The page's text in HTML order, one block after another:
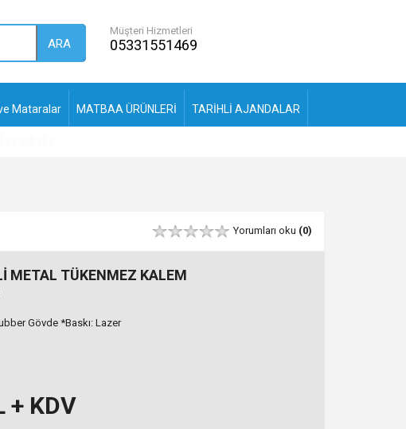
ARA
Müşteri Hizmetleri
05331551469
Mataralar MATBAA ÜRÜNLERİ TARİHLİ AJANDALAR
Yorumları oku (0)
METAL TÜKENMEZ KALEM
Gövde *Baskı: Lazer
+ KDV